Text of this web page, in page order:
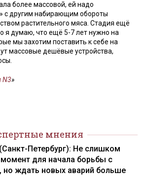
более массовой, ей надо
с другим набирающим обороты
растительного мяса. Стадия ещё
я думаю, что ещё 5-7 лет нужно на
мы захотим поставить к себе на
массовые дешёвые устройства,
N3»
мнения
Петербург): Не слишком
для начала борьбы с
но ждать новых аварий больше